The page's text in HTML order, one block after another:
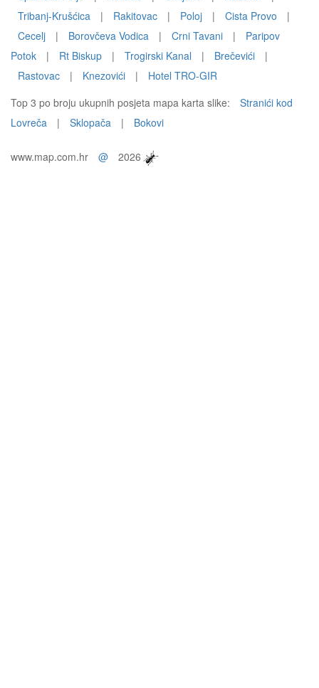
Tribanj-Krušćica
| Rakitovac | Poloj | Cista Provo
|
Cecelj
| Borovčeva Vodica | Crni Tavani |
Paripov
Potok
| Rt Biskup | Trogirski Kanal | Brečevići
|
Rastovac
| Knezovići |
Hotel TRO-GIR
Top 3 po broju ukupnih posjeta mapa karta slike:
Stranići kod
Lovreča
| Sklopača | Bokovi
www.map.com.hr @ 2026